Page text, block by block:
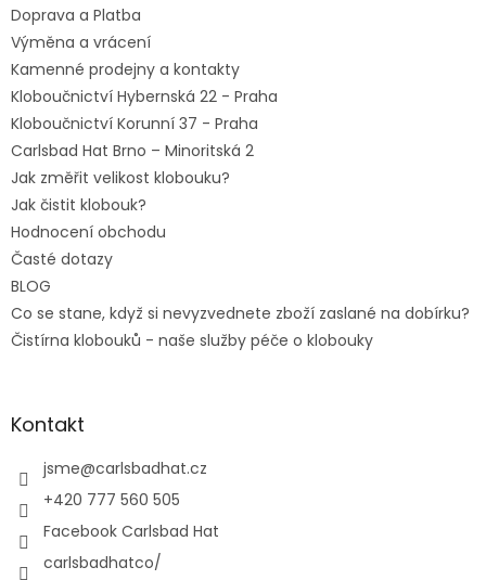
Doprava a Platba
Výměna a vrácení
Kamenné prodejny a kontakty
Kloboučnictví Hybernská 22 - Praha
Kloboučnictví Korunní 37 - Praha
Carlsbad Hat Brno – Minoritská 2
Jak změřit velikost klobouku?
Jak čistit klobouk?
Hodnocení obchodu
Časté dotazy
BLOG
Co se stane, když si nevyzvednete zboží zaslané na dobírku?
Čistírna klobouků - naše služby péče o klobouky
Kontakt
jsme@carlsbadhat.cz
+420 777 560 505
Facebook Carlsbad Hat
carlsbadhatco/